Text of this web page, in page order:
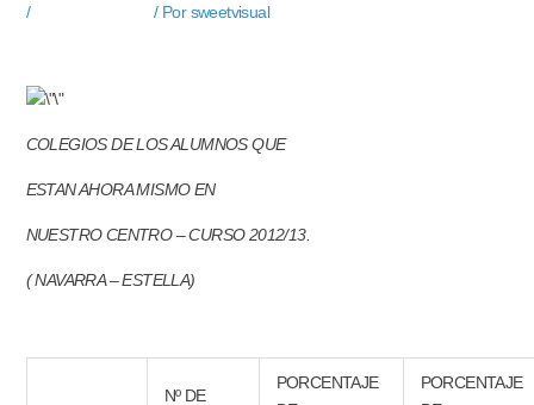
/ / Porsweetvisual
COLEGIOS DE LOS ALUMNOS QUE
ESTAN AHORA MISMO EN
NUESTRO CENTRO – CURSO 2012/13.
( NAVARRA – ESTELLA)
Nº DE
PORCENTAJE
PORCENTAJE